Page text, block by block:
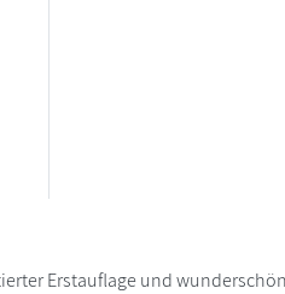
Erstauflage und